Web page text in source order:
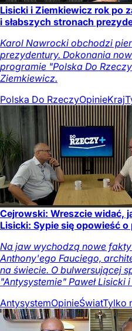
Lisicki i Ziemkiewicz rok po
i słabszych stronach
Karol Nawrocki obchodzi
prezydentury. Dokonania
programie "Polska Do
Ziemkiewicz.
Polska Do RzeczyOpinieKraj
Cejrowski: Wreszcie widać,
Lisicki: Sypie się opowieść o
Na jaw wychodzą nowe fakty
Anthony'ego Fauciego,
na świecie. O bulwersującej
"Antysystemie" Paweł Lisicki
AntysystemOpinieŚwiatTylko